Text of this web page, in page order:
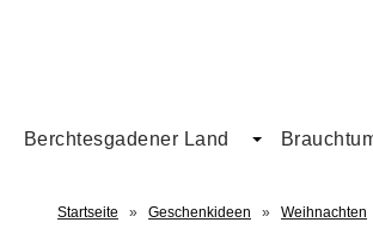
Berchtesgadener Land
Startseite » Geschenkideen » Weihnachten